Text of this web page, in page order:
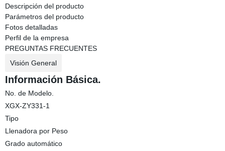
Descripción del producto
Parámetros del producto
Fotos detalladas
Perfil de la empresa
PREGUNTAS FRECUENTES
Visión General
Información Básica.
No. de Modelo.
XGX-ZY331-1
Tipo
Llenadora por Peso
Grado automático